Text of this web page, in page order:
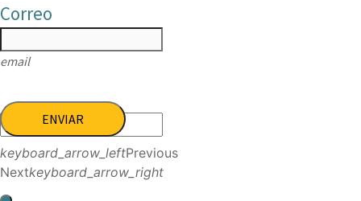
Correo
email
ENVIAR
keyboard_arrow_leftPrevious
Nextkeyboard_arrow_right